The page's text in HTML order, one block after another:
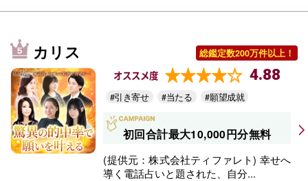
カリス 総鑑定数200万件以上！
オススメ度 4.88
#引き寄せ #当たる #願望成就
初回合計最大10,000円分無料
(提供元：株式会社ティファレト) 幸せへ
導く電話占いと題された、自分...